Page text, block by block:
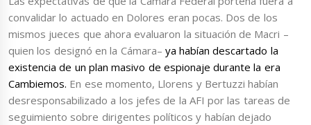
convalidar lo actuado en Dolores eran pocas. Dos de los
mismos jueces que ahora evaluaron la situación de Macri –
quien los designó en la Cámara– ya habían descartado la
existencia de un plan masivo de espionaje durante la era
Cambiemos. En ese momento, Llorens y Bertuzzi habían
desresponsabilizado a los jefes de la AFI por las tareas de
seguimiento sobre dirigentes políticos y habían dejado